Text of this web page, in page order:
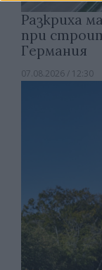
Разкриха
при
Германия
07.08.2026 / 12:30